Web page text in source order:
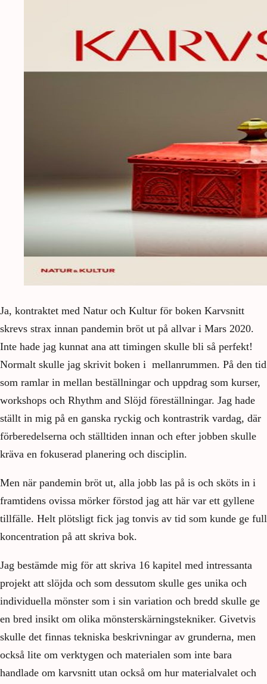
Ja, kontraktet med Natur och Kultur för boken Karvsnitt
skrevs strax innan pandemin bröt ut på allvar i Mars 2020.
Inte hade jag kunnat ana att timingen skulle bli så perfekt!
Normalt skulle jag skrivit boken i mellanrummen. På den tid
som ramlar in mellan beställningar och uppdrag som kurser,
workshops och Rhythm and Slöjd föreställningar. Jag hade
ställt in mig på en ganska ryckig och kontrastrik vardag, där
förberedelserna och ställtiden innan och efter jobben skulle
kräva en fokuserad planering och disciplin.
Men när pandemin bröt ut, alla jobb las på is och sköts in i
framtidens ovissa mörker förstod jag att här var ett gyllene
tillfälle. Helt plötsligt fick jag tonvis av tid som kunde ge full
koncentration på att skriva bok.
Jag bestämde mig för att skriva 16 kapitel med intressanta
projekt att slöjda och som dessutom skulle ges unika och
individuella mönster som i sin variation och bredd skulle ge
en bred insikt om olika mönsterskärningstekniker. Givetvis
skulle det finnas tekniska beskrivningar av grunderna, men
också lite om verktygen och materialen som inte bara
handlade om karvsnitt utan också om hur materialvalet och